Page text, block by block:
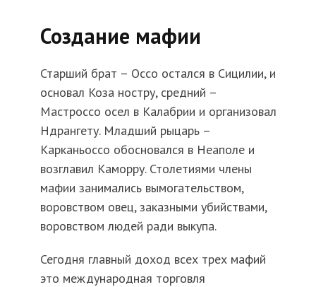
Создание мафии
Старший брат – Оссо остался в Сицилии, и
основал Коза ностру, средний –
Мастроссо осел в Калабрии и организовал
Ндрангету. Младший рыцарь –
Карканьоссо обосновался в Неаполе и
возглавил Каморру. Столетиями члены
мафии занимались вымогательством,
воровством овец, заказными убийствами,
воровством людей ради выкупа.
Сегодня главный доход всех трех мафий
это международная торговля